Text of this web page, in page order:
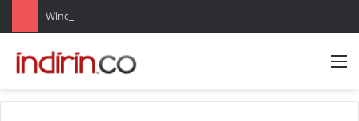
Windows 10 Pro indir – Türkçe – Güncel 2025